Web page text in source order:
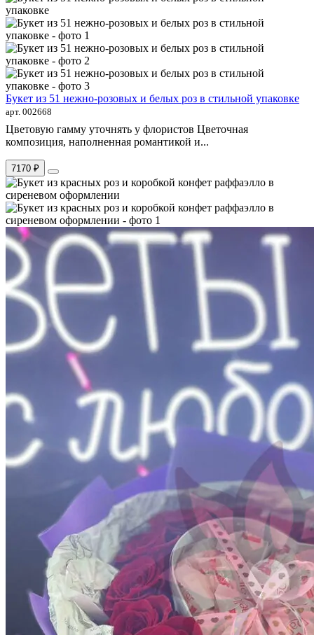
Букет из 51 нежно-розовых и белых роз в стильной упаковке
арт. 002668
Цветовую гамму уточнять у флористов Цветочная
композиция, наполненная романтикой и...
7170 ₽